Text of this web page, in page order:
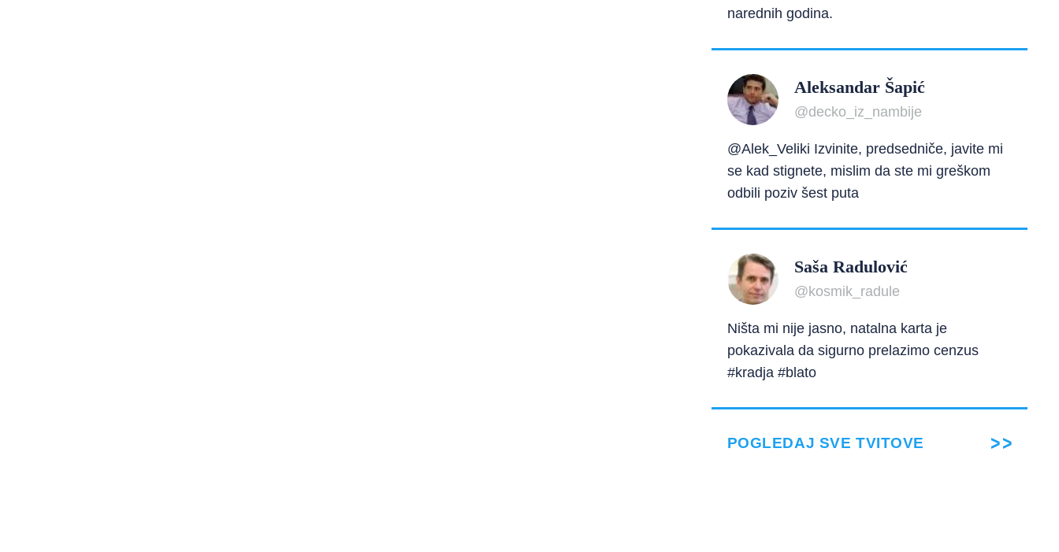
narednih godina.
Aleksandar Šapić
@decko_iz_nambije
@Alek_Veliki Izvinite, predsedniče, javite mi
se kad stignete, mislim da ste mi greškom
odbili poziv šest puta
Saša Radulović
@kosmik_radule
Ništa mi nije jasno, natalna karta je
pokazivala da sigurno prelazimo cenzus
#kradja #blato
POGLEDAJ SVE TVITOVE